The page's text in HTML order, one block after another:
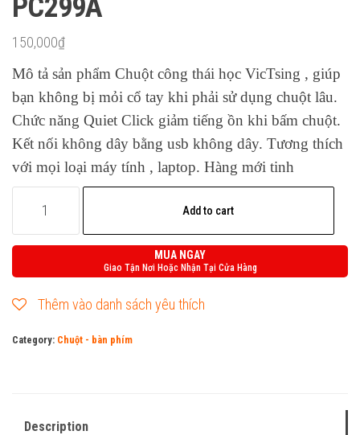
PC299A
150,000₫
Mô tả sản phẩm Chuột công thái học VicTsing , giúp
bạn không bị mỏi cổ tay khi phải sử dụng chuột lâu.
Chức năng Quiet Click giảm tiếng ồn khi bấm chuột.
Kết nối không dây bằng usb không dây. Tương thích
với mọi loại máy tính , laptop. Hàng mới tinh
không
dây
quantity
Add to cart
MUA NGAY
Giao Tận Nơi Hoặc Nhận Tại Cửa Hàng
Thêm vào danh sách yêu thích
Category: Chuột - bàn phím
Description